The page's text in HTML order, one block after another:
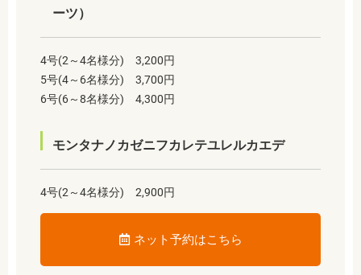
ーツ）
4号(2～4名様分) 3,200円
5号(4～6名様分) 3,700円
6号(6～8名様分) 4,300円
モンタナノカゼニフカレテユレルカエデ
4号(2～4名様分) 2,900円
ネット予約はこちら